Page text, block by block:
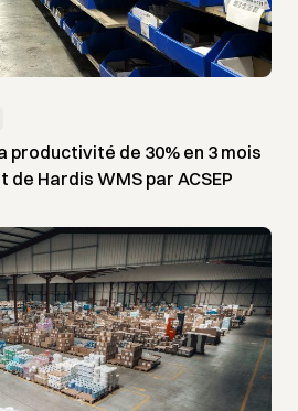
productivité de 30% en 3 mois
Hardis WMS par ACSEP